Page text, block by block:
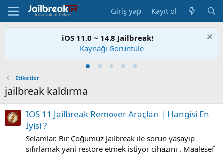
Giriş yap Kayıt ol
iOS 11.0 ~ 14.8 Jailbreak!
Kaynağı Görüntüle
Etiketler
jailbreak kaldırma
IOS 11 Jailbreak Remover Araçları | Hangisi En
İyisi ?
Selamlar. Bir Çoğumuz Jailbreak ile sorun yaşayıp
sıfırlamak yani restore etmek istiyor cihazını . Maalesef